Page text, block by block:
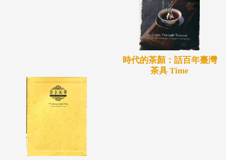
時代的茶顏：話百年臺灣
茶具 Time